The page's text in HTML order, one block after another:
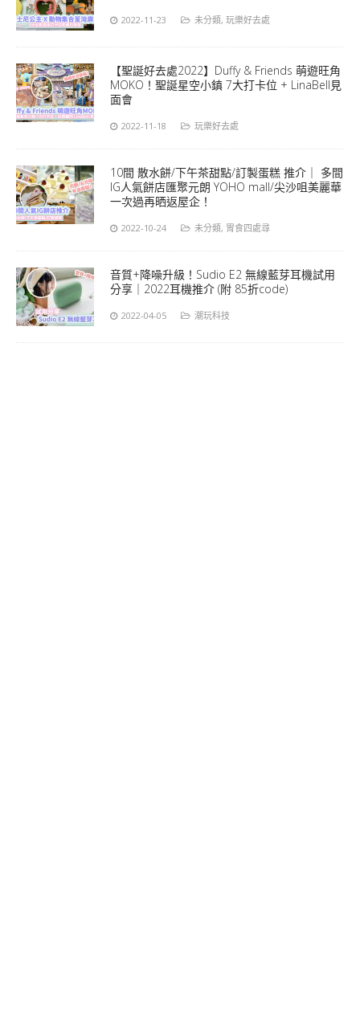
2022-11-23 未分類, 玩樂好去處
【聖誕好去處2022】Duffy & Friends 萌遊旺角
MOKO！聖誕星空小鎮 7大打卡位 + LinaBell見
面會
2022-11-18 玩樂好去處
10間 散水餅/下午茶甜點/訂製蛋糕 推介｜ 多間
IG人氣餅店匯聚元朗 YOHO mall/尖沙咀美麗華
一次過再晒返屋企！
2022-10-24 未分類, 胃食四處尋
音質+降噪升級！Sudio E2 無線藍芽耳機試用
分享｜2022耳機推介 (附 85折code)
2022-04-05 潮玩科技